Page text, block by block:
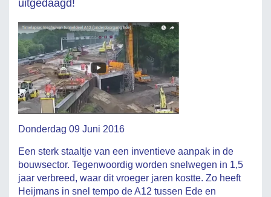
uitgedaagd!
Donderdag 09 Juni 2016
Een sterk staaltje van een inventieve aanpak in de
bouwsector. Tegenwoordig worden snelwegen in 1,5
jaar verbreed, waar dit vroeger jaren kostte. Zo heeft
Heijmans in snel tempo de A12 tussen Ede en